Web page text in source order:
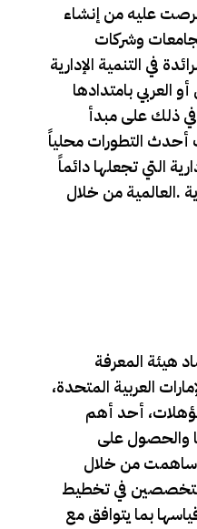
عليه من إنشاء
وشركات
في التنمية الإدارية
العربي بامتدادها
في ذلك على مبدأ
أحدث التطورات محلياً
التي تجعلها دائماً
.العالمية من خلال
هيئة المعرفة
العربية المتحدة،
أحد أهم
والحصول على
ساهمت من خلال
في تخطيط
بما يتوافق مع